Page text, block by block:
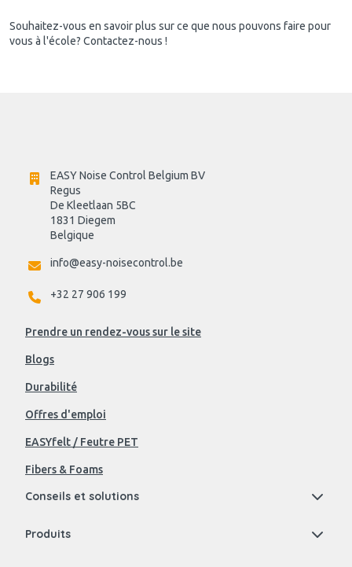
Souhaitez-vous en savoir plus sur ce que nous pouvons faire pour
vous à l'école? Contactez-nous !
EASY Noise Control Belgium BV
Regus
De Kleetlaan 5BC
1831 Diegem
Belgique
info@easy-noisecontrol.be
+32 27 906 199
Prendre un rendez-vous sur le site
Blogs
Durabilité
Offres d'emploi
EASYfelt / Feutre PET
Fibers & Foams
Conseils et solutions
Produits